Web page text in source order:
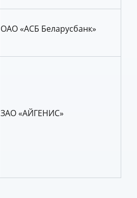
ОАО «АСБ Беларусбанк»
ЗАО «АЙГЕНИС»